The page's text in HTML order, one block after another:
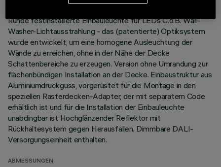
Runde festinstallierte Einbauleuchte für LEDs C.o.B. Wall-
Washer-Lichtausstrahlung - das (patentierte) Optiksystem
wurde entwickelt, um eine homogene Ausleuchtung der
Wände zu erreichen, ohne in der Nähe der Decke
Schattenbereiche zu erzeugen. Version ohne Umrandung zur
flächenbündigen Installation an der Decke. Einbaustruktur aus
Aluminiumdruckguss, vorgerüstet für die Montage in den
speziellen Rasterdecken-Adapter, der mit separatem Code
erhältlich ist und für die Installation der Einbauleuchte
unabdingbar ist Hochglänzender Reflektor mit
Rückhaltesystem gegen Herausfallen. Dimmbare DALI-
Versorgungseinheit enthalten.
ABMESSUNGEN